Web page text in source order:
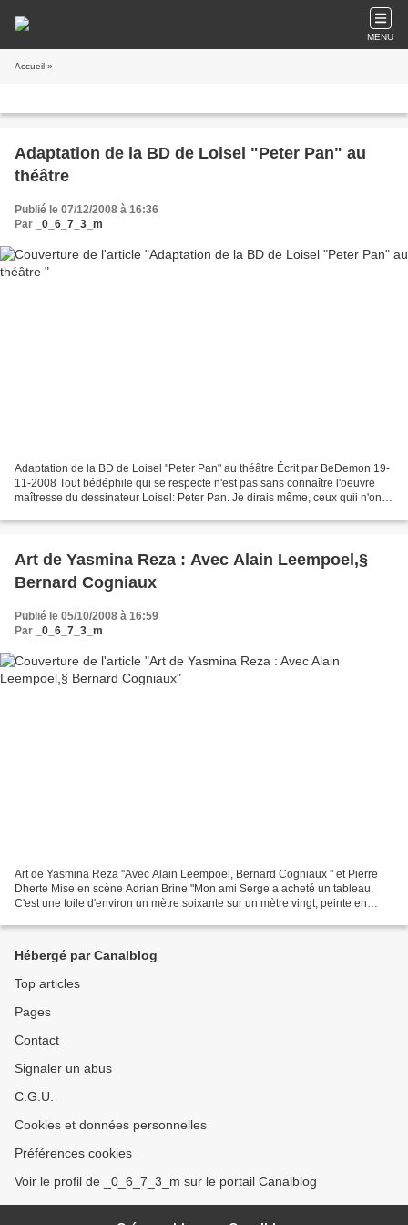
MENU
Accueil »
Adaptation de la BD de Loisel "Peter Pan" au
théâtre
Publié le 07/12/2008 à 16:36
Par
_0_6_7_3_m
Adaptation de la BD de Loisel "Peter Pan" au théâtre Écrit par BeDemon 19-
11-2008 Tout bédéphile qui se respecte n'est pas sans connaître l'oeuvre
maîtresse du dessinateur Loisel: Peter Pan. Je dirais même, ceux quii n'ont
Art de Yasmina Reza : Avec Alain Leempoel,§
Bernard Cogniaux
Publié le 05/10/2008 à 16:59
Par
_0_6_7_3_m
Art de Yasmina Reza ''Avec Alain Leempoel, Bernard Cogniaux '' et Pierre
Dherte Mise en scène Adrian Brine "Mon ami Serge a acheté un tableau.
C'est une toile d'environ un mètre soixante sur un mètre vingt, peinte en
Hébergé par Canalblog
Top articles
Pages
Contact
Signaler un abus
C.G.U.
Cookies et données personnelles
Préférences cookies
Voir le profil de _0_6_7_3_m sur le portail Canalblog